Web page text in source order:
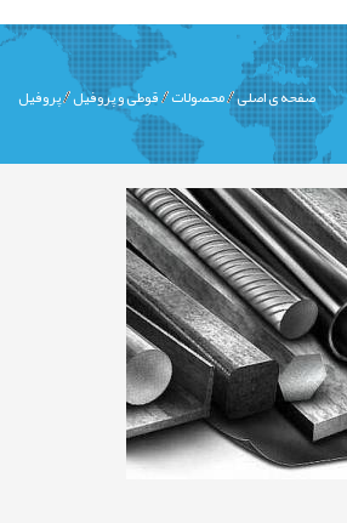
صفحه ی اصلی محصولات قوطی و پروفيل پروفیل